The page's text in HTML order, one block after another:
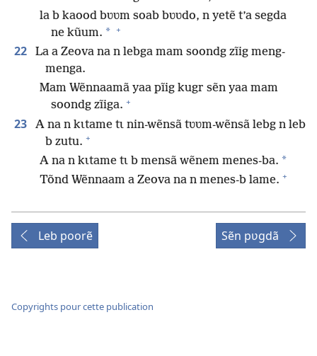
la b kaood bʋʋm soab bʋʋdo, n yetẽ t’a segda
ne kũum. * +
22
La a Zeova na n lebga mam soondg zĩig meng-
menga.
Mam Wẽnnaamã yaa pĩig kugr sẽn yaa mam
soondg zĩiga. +
23
A na n kɩtame tɩ nin-wẽnsã tʋʋm-wẽnsã lebg n leb
b zutu. +
A na n kɩtame tɩ b mensã wẽnem menes-ba. *
Tõnd Wẽnnaam a Zeova na n menes-b lame. +
Leb poorẽ Sẽn pʋgdã
Copyrights pour cette publication